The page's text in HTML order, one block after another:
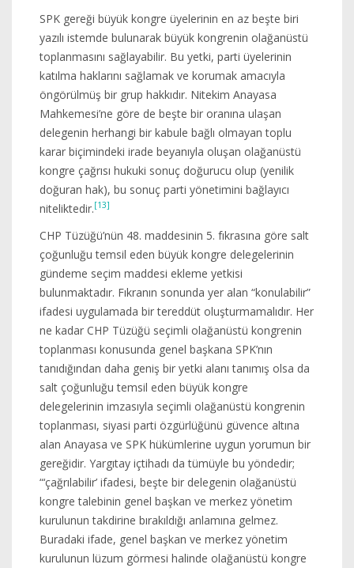
SPK gereği büyük kongre üyelerinin en az beşte biri
yazılı istemde bulunarak büyük kongrenin olağanüstü
toplanmasını sağlayabilir. Bu yetki, parti üyelerinin
katılma haklarını sağlamak ve korumak amacıyla
öngörülmüş bir grup hakkıdır. Nitekim Anayasa
Mahkemesi’ne göre de beşte bir oranına ulaşan
delegenin herhangi bir kabule bağlı olmayan toplu
karar biçimindeki irade beyanıyla oluşan olağanüstü
kongre çağrısı hukuki sonuç doğurucu olup (yenilik
doğuran hak), bu sonuç parti yönetimini bağlayıcı
niteliktedir.[13]
CHP Tüzüğü’nün 48. maddesinin 5. fıkrasına göre salt
çoğunluğu temsil eden büyük kongre delegelerinin
gündeme seçim maddesi ekleme yetkisi
bulunmaktadır. Fıkranın sonunda yer alan “konulabilir”
ifadesi uygulamada bir tereddüt oluşturmamalıdır. Her
ne kadar CHP Tüzüğü seçimli olağanüstü kongrenin
toplanması konusunda genel başkana SPK’nın
tanıdığından daha geniş bir yetki alanı tanımış olsa da
salt çoğunluğu temsil eden büyük kongre
delegelerinin imzasıyla seçimli olağanüstü kongrenin
toplanması, siyasi parti özgürlüğünü güvence altına
alan Anayasa ve SPK hükümlerine uygun yorumun bir
gereğidir. Yargıtay içtihadı da tümüyle bu yöndedir;
“‘çağrılabilir’ ifadesi, beşte bir delegenin olağanüstü
kongre talebinin genel başkan ve merkez yönetim
kurulunun takdirine bırakıldığı anlamına gelmez.
Buradaki ifade, genel başkan ve merkez yönetim
kurulunun lüzum görmesi halinde olağanüstü kongre